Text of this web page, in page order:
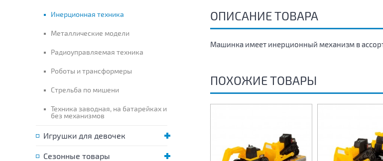
Инерционная техника
Металлические модели
Радиоуправляемая техника
Роботы и трансформеры
Стрельба по мишени
Техника заводная, на батарейках и
без механизмов
Игрушки для девочек
Сезонные товары
ОПИСАНИЕ ТОВАРА
Машинка имеет инерционный механизм в
ПОХОЖИЕ ТОВАРЫ